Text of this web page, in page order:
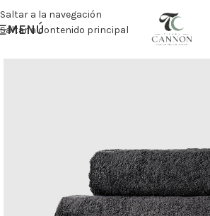
Saltar a la navegación
Saltar a contenido principal
MENÚ